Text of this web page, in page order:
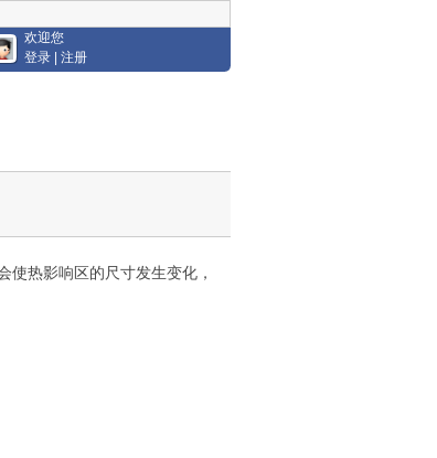
欢迎您
登录
注册
热影响区的尺寸发生变化，